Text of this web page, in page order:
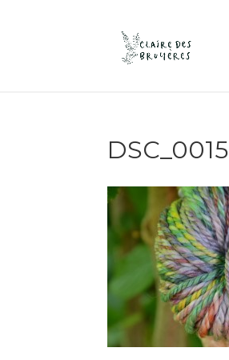
DSC_0015